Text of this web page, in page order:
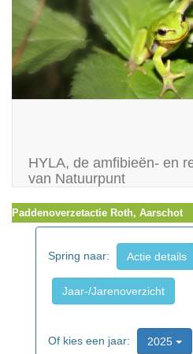
HYLA, de amfibieën- en
van Natuurpunt
Paddenoverzetactie Roth, Aarschot
Spring naar: Actie details
Jaar-/Jarenoverzicht
Of kies een jaar: 2025